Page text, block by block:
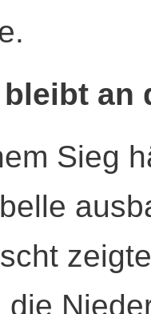
an
Sieg
die